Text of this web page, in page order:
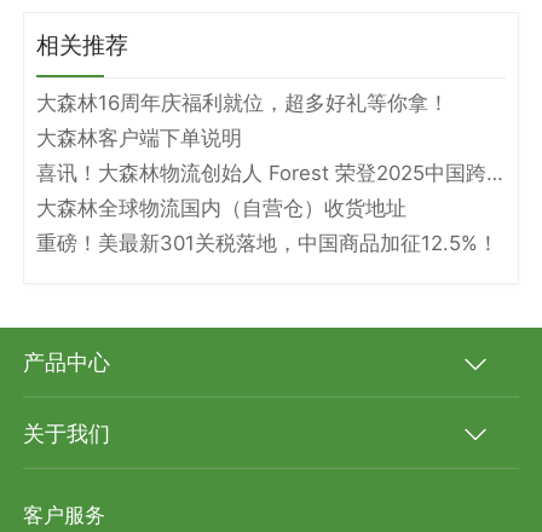
相关推荐
大森林16周年庆福利就位，超多好礼等你拿！
大森林客户端下单说明
喜讯！大森林物流创始人 Forest 荣登2025中国跨境电商物流名人堂！
大森林全球物流国内（自营仓）收货地址
重磅！美最新301关税落地，中国商品加征12.5%！
产品中心
关于我们
客户服务